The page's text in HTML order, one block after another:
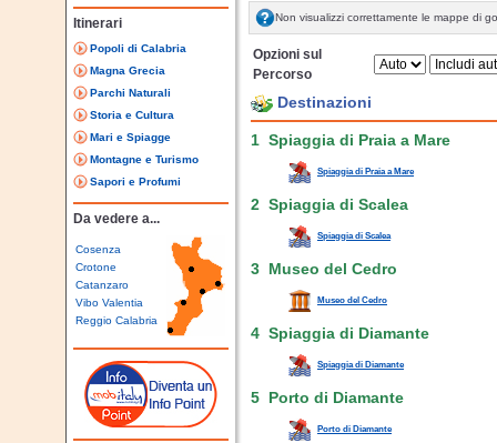
Itinerari
Popoli di Calabria
Magna Grecia
Parchi Naturali
Storia e Cultura
Mari e Spiagge
Montagne e Turismo
Sapori e Profumi
Da vedere a...
Cosenza
Crotone
Catanzaro
Vibo Valentia
Reggio Calabria
Non visualizzi correttamente le mappe di
Opzioni sul
Percorso
Destinazioni
1 Spiaggia di Praia a Mare
Spiaggia di Praia a Mare
2 Spiaggia di Scalea
Spiaggia di Scalea
3 Museo del Cedro
Museo del Cedro
4 Spiaggia di Diamante
Spiaggia di Diamante
5 Porto di Diamante
Porto di Diamante